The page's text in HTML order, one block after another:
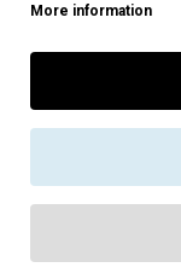
Portwest
Exena
More information